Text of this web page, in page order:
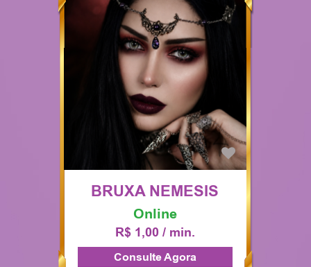
BRUXA NEMESIS
Online
R$ 1,00 / min.
Consulte Agora